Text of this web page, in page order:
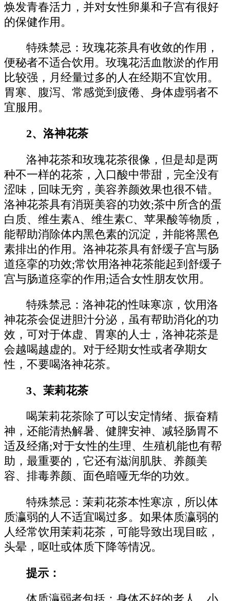
焕发青春活力，并对女性卵巢和子宫有很好
的保健作用。
特殊禁忌：玫瑰花茶具有收敛的作用，
便秘者不适合饮用。玫瑰花活血散淤的作用
比较强，月经量过多的人在经期不宜饮用。
胃寒、腹泻、常感觉到疲倦、身体虚弱者不
宜服用。
2、洛神花茶
洛神花茶和玫瑰花茶很像，但是却是两
种不一样的花茶，入口酸中带甜，完全没有
涩味，回味无穷，美容养颜效果也很不错。
洛神花茶具有消斑美容的功效;茶中所含的蛋
白质、维生素A、维生素C、苹果酸等物质，
能帮助消除体内黑色素的沉淀，并能将黑色
素排出的作用。洛神花茶具有舒缓子宫与肠
道痉挛的功效;常饮用洛神花茶能起到舒缓子
宫与肠道痉挛的作用;适合女性朋友饮用。
特殊禁忌：洛神花的性味寒凉，饮用洛
神花茶会促进胆汁分泌，虽有帮助消化的功
效，可对于体虚、胃寒的人士，洛神花茶是
会越喝越虚的。对于经期女性或者孕期女
性，不要喝洛神花茶。
3、茉莉花茶
喝茉莉花茶除了可以安定情绪、振奋精
神，还能清热解暑、健脾安神、减轻肠胃不
适及经痛;对于女性的生理、生殖机能也有帮
助，最重要的，它还有滋润肌肤、养颜美
容、排毒养颜、面色暗哑无华的功效。
特殊禁忌：茉莉花茶本性寒凉，所以体
质瀛弱的人不适宜喝过多。如果体质瀛弱的
人经常饮用茉莉花茶，可能导致出现目眩，
头晕，呕吐或体质下降等情况。
提示：